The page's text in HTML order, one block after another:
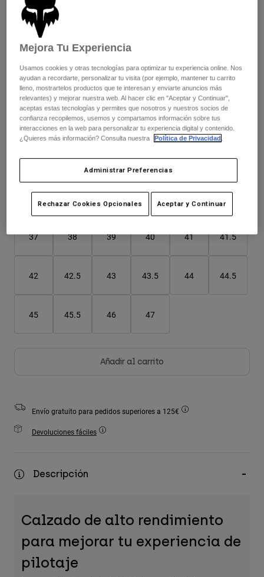
Explorar MTB
Product Help
Guía de Equipamiento de MTB
Guía de cuidado de cascos
Explorar Moto
Product Help
Guía de Equipamiento de Moto
Guía de cuidado de cascos
Guía de cuidado de las botas
Camisetas
Sudaderas
Ver todo
Accesorios
Gorras y Gorros
Bolsas y Mochilas
Calcetines
Otros Accesorios
Ver todo
Chaquetas
Calcetines
Ver todo
Ropa Casual
Tops
Sudaderas
Pantalones Cortos
Bañadores
Accesorios
Bolsas y Mochilas
Este modelo talla grande; te recomendamos pedir una talla
menos para un mejor ajuste.
Color -Negro
seleccionado
Cuadro de tallas
37 38 39 40 41 41.5
42 42.5 43 43.5 44 44.5
45 45.5 46 47
Añadir al carrito
Envío gratuito para pedidos superiores a 125€
Devoluciones fáciles
Descripción
Calzado de alto rendimiento
para mejorar tu experiencia de
pilotaje
Mejora Tu Experiencia
Usamos cookies y otras tecnologías para optimizar tu experiencia online. Nos
ayudan a recordarte, personalizar tu visita (por ejemplo, mantener tu carrito
lleno, mostrartelos productos que te interesan y enviarte anuncios más
relevantes) y mejorar nuestra web. Al hacer clic en "Aceptar y Continuar",
aceptas estas tecnologías y permites que nosotros y nuestros socios de
confianza recopilemos, usemos y compartamos información sobre tus
interacciones en la web para personalizar tu experiencia digital y contenido.
¿Quieres más información? Consulta nuestra
Política de Privacidad
Administrar Preferencias
Rechazar Cookies Opcionales Aceptar y Continuar